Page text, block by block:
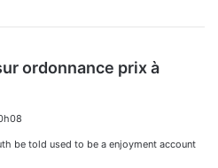
ordonnance prix à
be told used to be a enjoyment account